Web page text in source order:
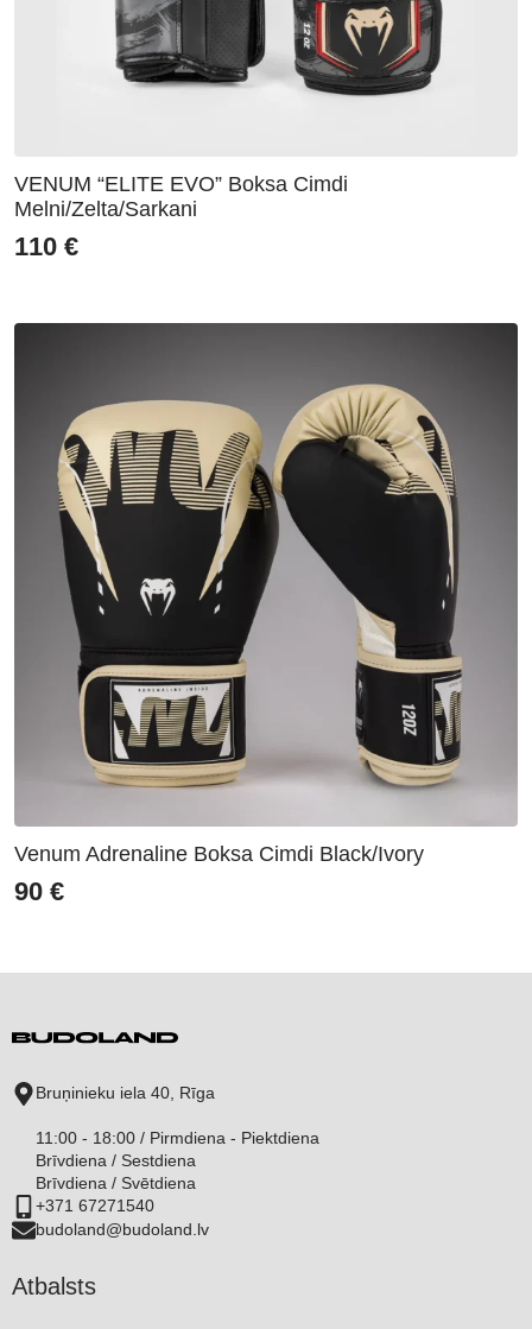
VENUM “ELITE EVO” Boksa Cimdi
Melni/Zelta/Sarkani
110 €
Venum Adrenaline Boksa Cimdi Black/Ivory
90 €
Bruņinieku iela 40, Rīga
11:00 - 18:00 / Pirmdiena - Piektdiena
Brīvdiena / Sestdiena
Brīvdiena / Svētdiena
+371 67271540
budoland@budoland.lv
Atbalsts